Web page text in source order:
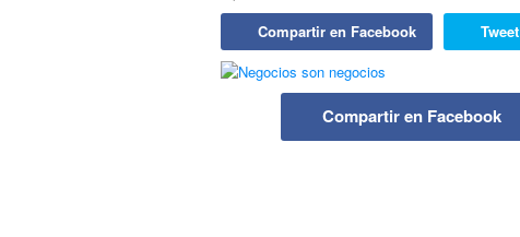
Compartir en Facebook
Tweet
Compartir en Facebook